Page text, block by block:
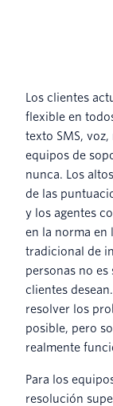
Los clientes
flexible en
texto SMS,
equipos de
nunca. Los
de las
y los agentes
en la norma en
tradicional de
personas no
clientes
resolver los
posible, pero
realmente
Para los
resolución